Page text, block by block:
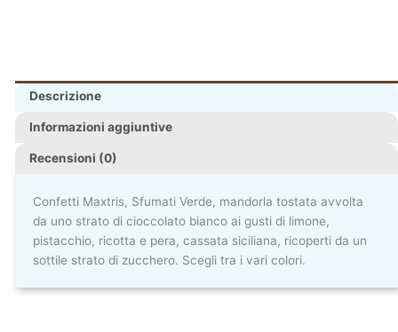
Descrizione
Informazioni aggiuntive
Recensioni (0)
Confetti Maxtris, Sfumati Verde, mandorla tostata avvolta
da uno strato di cioccolato bianco ai gusti di limone,
pistacchio, ricotta e pera, cassata siciliana, ricoperti da un
sottile strato di zucchero. Scegli tra i vari colori.